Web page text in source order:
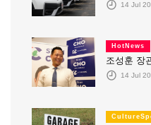
14 Jul
HotNews
조성훈 장
14 Jul